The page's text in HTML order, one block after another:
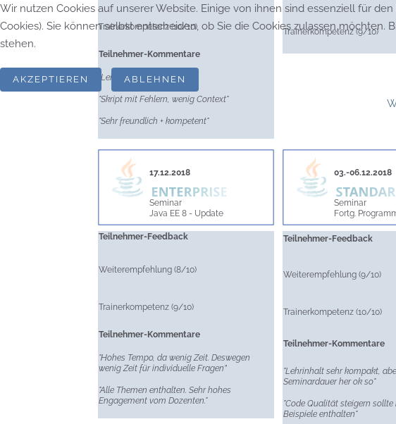
Trainerkompetenz (10/10)
Teilnehmer-Kommentare
"Leider teils wenig Zeit”
"Skript mit Fehlern, wenig Context"
"Sehr freundlich + kompetent"
Trainerkompetenz (9/10)
17.12.2018
Seminar
Java EE 8 - Update
Teilnehmer-Feedback
Weiterempfehlung (8/10)
Trainerkompetenz (9/10)
Teilnehmer-Kommentare
"Hohes Tempo, da wenig Zeit. Deswegen
wenig Zeit für individuelle Fragen”
"Alle Themen enthalten. Sehr hohes
Engagement vom Dozenten."
03.-06.12.2018
Seminar
Fortg.
Teilnehmer-Feedback
Weiterempfehlung (9/10)
Trainerkompetenz (10/10)
Teilnehmer-Kommentare
"Lehrinhalt sehr kompakt,
Seminardauer her ok so"
"Code Qualität steigern
Beispiele enthalten"
Wir nutzen Cookies auf unserer Website. Einige von ihnen sind essenziell für
Cookies). Sie können selbst entscheiden, ob Sie die Cookies zulassen
stehen.
AKZEPTIEREN ABLEHNEN